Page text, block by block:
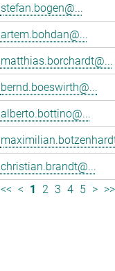
stefan.bogen@...
artem.bohdan@...
matthias.borchardt@...
bernd.boeswirth@...
alberto.bottino@...
christian.brandt@...
<< < 1 2 3 4 5 > >>